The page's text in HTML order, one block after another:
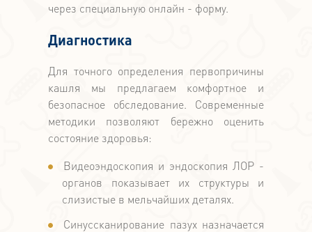
через специальную онлайн - форму.
Диагностика
Для точного определения первопричины
кашля мы предлагаем комфортное и
безопасное обследование. Современные
методики позволяют бережно оценить
состояние здоровья:
Видеоэндоскопия и эндоскопия ЛОР -
органов показывает их структуры и
слизистые в мельчайших деталях.
Синуссканирование пазух назначается